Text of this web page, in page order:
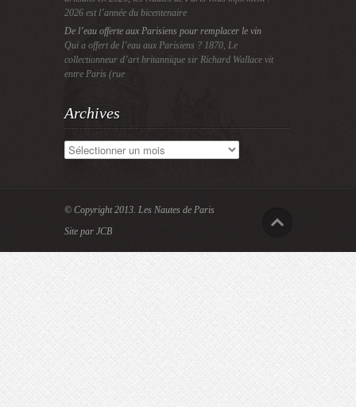
2026 est l’année du bicentenaire
De l’eau offerte aux Parisiens pour remplacer le vin
Qui a offert de l’eau aux Parisiens ? 1870, Le
collectionneur d’art britannique sir Richard Wallace vit
entre Paris (rue
Archives
Archives
© Copyright 2013. Les Nautes de Paris
Site par JCB